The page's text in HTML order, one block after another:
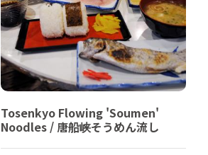
Tosenkyo Flowing 'Soumen'
Noodles / 唐船峡そうめん流し